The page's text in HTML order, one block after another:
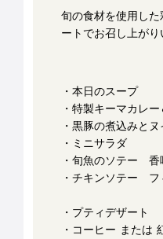
旬の食材を使用し
ートでお召し上がり
・本日のスープ
・特製キーマカレ
・黒豚の煮込みと
・ミニ
・旬魚のソテー 香
・チキンソテー
・プティデザート
・コーヒー または